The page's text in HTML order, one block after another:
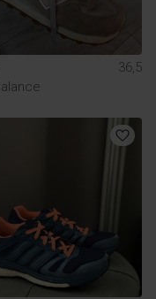
36,5